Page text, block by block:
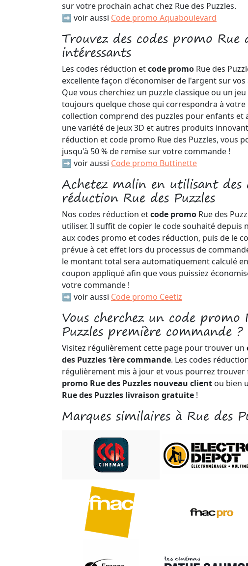
sur votre prochain achat chez Rue des Puzzles.
➡️ voir aussi Code promo Aquaboulevard
Trouvez des codes promo Rue
intéressants
Les codes réduction etcode promo Rue des
excellente façon d'économiser de l'argent sur vos
Que vous cherchiez un puzzle classique ou un jeu
toujours quelque chose qui correspondra à
collection comprend des puzzles pour enfants et
une variété de jeux 3D et autres produits
réduction et code promo Rue des Puzzles, vous
jusqu'à 50 % de remise sur votre commande !
➡️ voir aussi Code promo Buttinette
Achetez malin en utilisant des
réduction Rue des Puzzles
Nos codes réduction etcode promo Rue des
utiliser. Il suffit de copier le code souhaité depuis
aux codes promo et codes réduction, puis de le
prévue à cet effet lors du processus de
le montant total sera automatiquement calculé
coupon appliqué afin que vous puissiez
votre commande !
➡️ voir aussi Code promo Ceetiz
Vous cherchez un code promo
Puzzles première commande ?
Visitez régulièrement cette page pour trouver un
des Puzzles 1ère commande. Les codes
régulièrement mis à jour et vous pourrez trouver
promo Rue des Puzzles nouveau client ou bien
Rue des Puzzles livraison gratuite !
Marques similaires à Rue des